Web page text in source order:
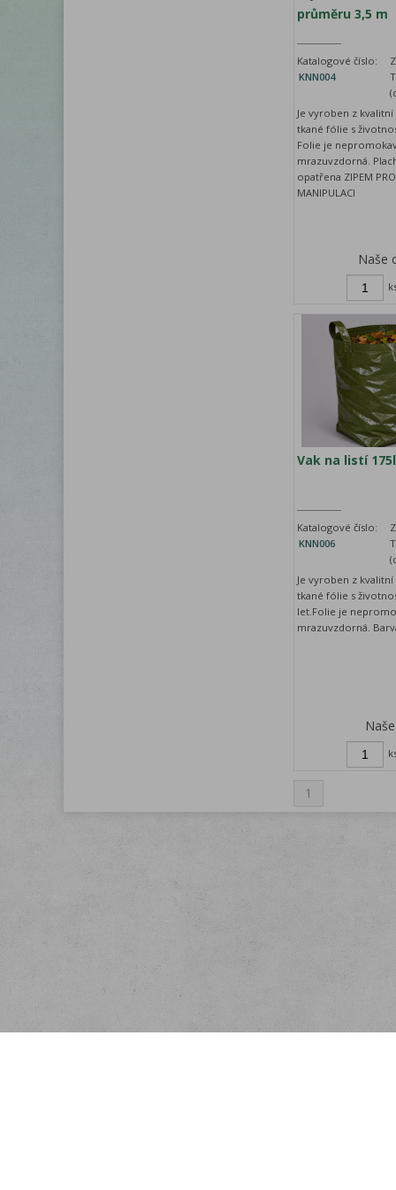
průměru 3,5 m
Katalogové číslo:
KNN004
Je vyroben z
tkané fólie s
Folie je
mrazuvzdorná.
opatřena ZIPEM
MANIPULACI
Naše
Vak na listí 175l
Katalogové číslo:
KNN006
Je vyroben z
tkané fólie s
let.Folie je
mrazuvzdorná.
1